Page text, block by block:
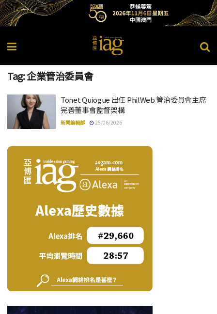
Tag:企業管治委員會
Tonet Quiogue 出任 PhilWeb 管治委員會主席
完善董事會監督架構
新聞編輯部 25/06/2026